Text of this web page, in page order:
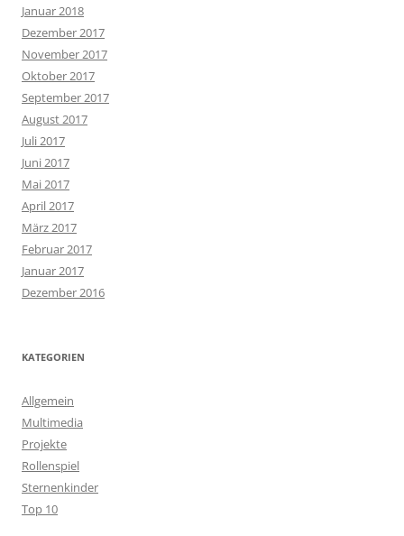
Januar 2018
Dezember 2017
November 2017
Oktober 2017
September 2017
August 2017
Juli 2017
Juni 2017
Mai 2017
April 2017
März 2017
Februar 2017
Januar 2017
Dezember 2016
KATEGORIEN
Allgemein
Multimedia
Projekte
Rollenspiel
Sternenkinder
Top 10